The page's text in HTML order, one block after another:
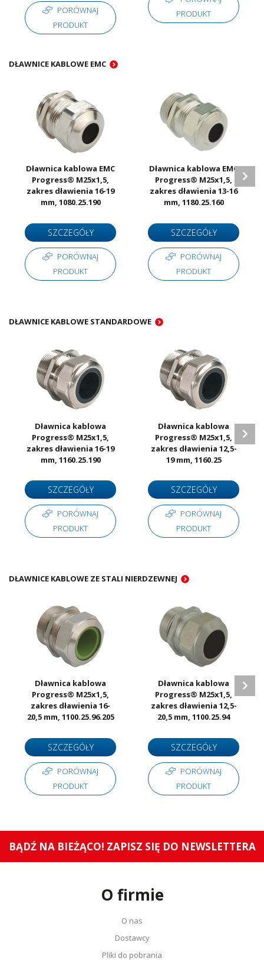
PORÓWNAJ
PRODUKT
PRODUKT
DŁAWNICE KABLOWE EMC
Dławnica kablowa EMC
Progress® M25x1,5,
zakres dławienia 16-19
mm, 1080.25.190
SZCZEGÓŁY
PORÓWNAJ
PRODUKT
Dławnica kablowa EMC
Progress® M25x1,5,
zakres dławienia 13-16
mm, 1180.25.160
SZCZEGÓŁY
PORÓWNAJ
PRODUKT
DŁAWNICE KABLOWE STANDARDOWE
Dławnica kablowa
Progress® M25x1,5,
zakres dławienia 16-19
mm, 1160.25.190
SZCZEGÓŁY
PORÓWNAJ
PRODUKT
Dławnica kablowa
Progress® M25x1,5,
zakres dławienia 12,5-
19 mm, 1160.25
SZCZEGÓŁY
PORÓWNAJ
PRODUKT
DŁAWNICE KABLOWE ZE STALI NIERDZEWNEJ
Dławnica kablowa
Progress® M25x1,5,
zakres dławienia 16-
20,5 mm, 1100.25.96.205
SZCZEGÓŁY
PORÓWNAJ
PRODUKT
Dławnica kablowa
Progress® M25x1,5,
zakres dławienia 12,5-
20,5 mm, 1100.25.94
SZCZEGÓŁY
PORÓWNAJ
PRODUKT
BĄDŹ NA BIEŻĄCO! ZAPISZ SIĘ DO NEWSLETTERA
O firmie
O nas
Dostawcy
Pliki do pobrania